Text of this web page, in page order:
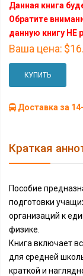
Данная книга
Обратите
данную книгу НЕ
Ваша цена:
КУПИТЬ
Доставка за
Краткая
Пособие
подготовки
организаций к
физике.
Книга включает
для средней
краткой и